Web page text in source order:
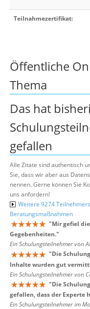
Teilnahmezertifikat:
Öffentliche
Thema
Das hat
gefallen
Alle Zitate sind authentisch
Sie, dass wir aber aus
nennen. Gerne können Sie
uns anfordern!
Weitere 9274
Beratungsmaßnahmen
"Mir gefiel
Gegebenheiten."
Ein Schulungsteilnehmer von
"Die
Inhalte wurden gut
Ein Schulungsteilnehmer von
"Die
gefallen, dass der Experte
Ein Schulungsteilnehmer im